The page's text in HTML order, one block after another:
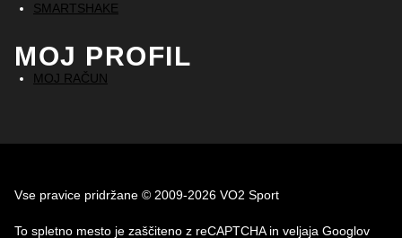
SMARTSHAKE
MOJ PROFIL
MOJ RAČUN
Vse pravice pridržane © 2009-2026 VO2 Sport
To spletno mesto je zaščiteno z reCAPTCHA in veljaja Googlov